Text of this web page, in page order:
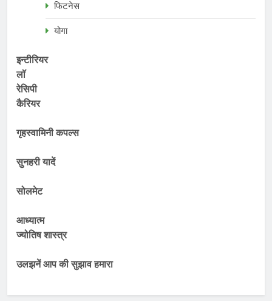
फिटनेस
योगा
इन्टीरियर
लॉ
रेसिपी
कैरियर
गृहस्वामिनी कपल्स
सुनहरी यादें
सोलमेट
आध्यात्म
ज्योतिष शास्त्र
उलझनें आप की सुझाव हमारा